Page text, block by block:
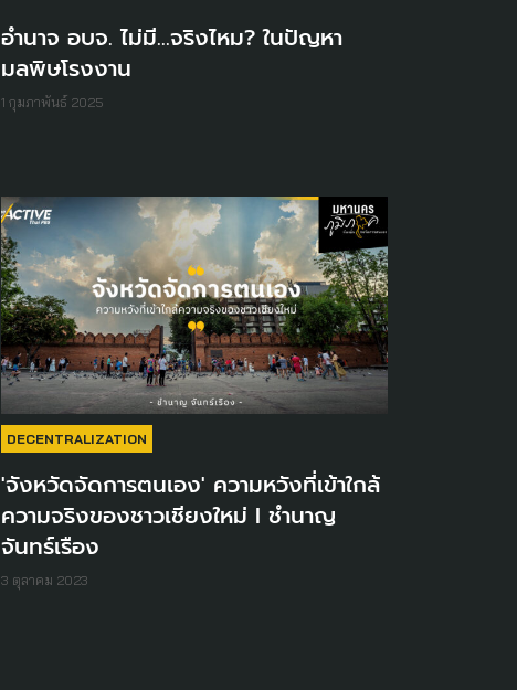
อำนาจ อบจ. ไม่มี...จริงไหม? ในปัญหา
มลพิษโรงงาน
1 กุมภาพันธ์ 2025
DECENTRALIZATION
'จังหวัดจัดการตนเอง' ความหวังที่เข้าใกล้
ความจริงของชาวเชียงใหม่ I ชำนาญ
จันทร์เรือง
3 ตุลาคม 2023